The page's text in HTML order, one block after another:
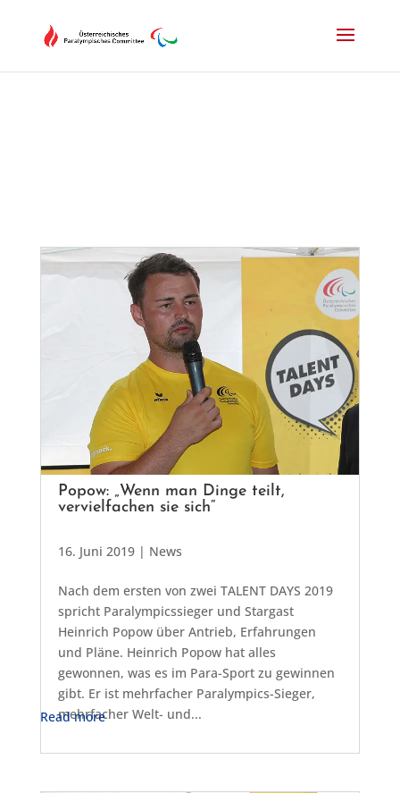
Popow: „Wenn man Dinge teilt,
vervielfachen sie sich“
16. Juni 2019| News
Nach dem ersten von zwei TALENT DAYS 2019
spricht Paralympicssieger und Stargast
Heinrich Popow über Antrieb, Erfahrungen
und Pläne. Heinrich Popow hat alles
gewonnen, was es im Para-Sport zu gewinnen
gibt. Er ist mehrfacher Paralympics-Sieger,
mehrfacher Welt- und...
Read more